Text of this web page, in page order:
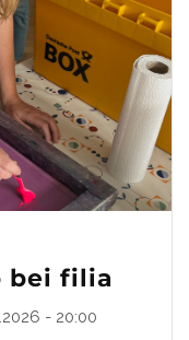
bei filia
- 20:00